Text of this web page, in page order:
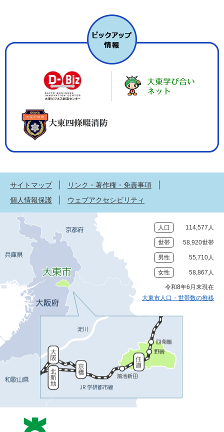
サイトマップ
リンク・著作権・免責事項
個人情報保護
ウェブアクセシビリティ
人口 114,577人
世帯 58,920世帯
男性 55,710人
女性 58,867人
令和8年6月末現在
大東市人口・世帯数の推移